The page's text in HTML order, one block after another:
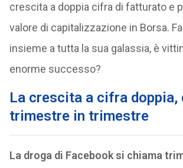
crescita a doppia cifra di fatturato e
valore di capitalizzazione in Borsa.
insieme a tutta la sua galassia, è
enorme successo?
La crescita a cifra doppia,
trimestre in trimestre
La droga di Facebook si chiama